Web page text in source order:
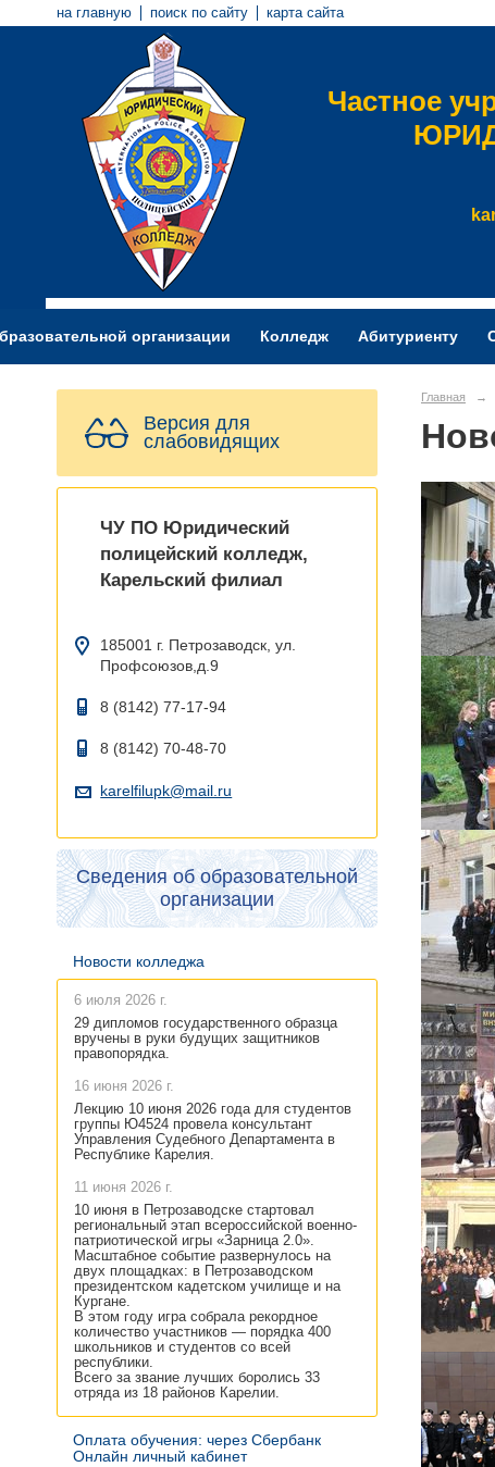
на главную поиск по сайту карта сайта
Частное
организации Колледж Абитуриенту
Версия для
слабовидящих
ЧУ ПО Юридический
полицейский колледж,
Карельский филиал
185001 г. Петрозаводск, ул.
Профсоюзов,д.9
8 (8142) 77-17-94
8 (8142) 70-48-70
karelfilupk@mail.ru
Сведения об образовательной
организации
Новости колледжа
6 июля 2026 г.
29 дипломов государственного образца
вручены в руки будущих защитников
правопорядка.
16 июня 2026 г.
Лекцию 10 июня 2026 года для студентов
группы Ю4524 провела консультант
Управления Судебного Департамента в
Республике Карелия.
11 июня 2026 г.
10 июня в Петрозаводске стартовал
региональный этап всероссийской военно-
патриотической игры «Зарница 2.0».
Масштабное событие развернулось на
двух площадках: в Петрозаводском
президентском кадетском училище и на
Кургане.
В этом году игра собрала рекордное
количество участников — порядка 400
школьников и студентов со всей
республики.
Всего за звание лучших боролись 33
отряда из 18 районов Карелии.
Оплата обучения: через Сбербанк
Онлайн личный кабинет
Главная →